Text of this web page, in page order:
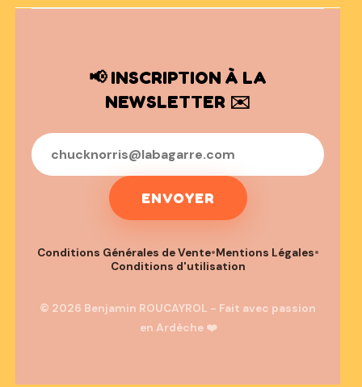
📢 INSCRIPTION À LA
NEWSLETTER ✉️
ENVOYER
Conditions Générales de Vente•Mentions Légales•
Conditions d'utilisation
© 2026 Benjamin ROUCAYROL - Fait avec passion
en Ardèche ❤️